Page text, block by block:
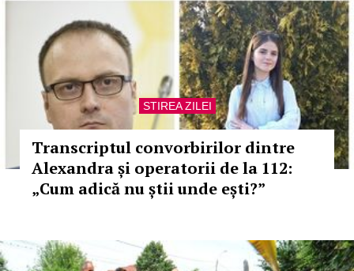
STIREA ZILEI
Transcriptul convorbirilor dintre
Alexandra și operatorii de la 112:
„Cum adică nu știi unde ești?”